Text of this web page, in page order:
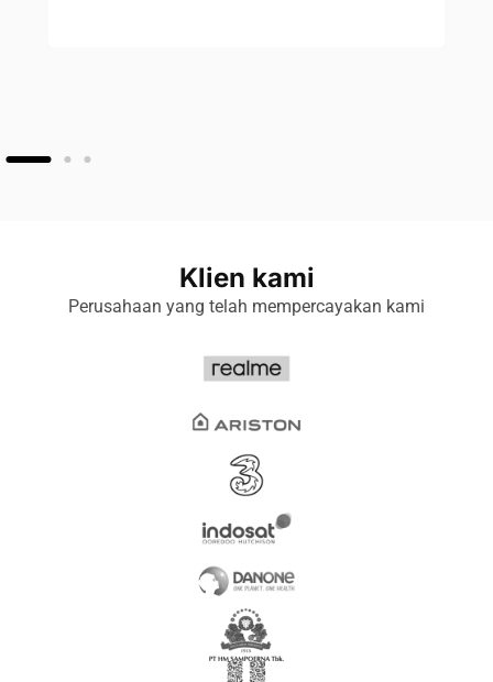
Klien kami
Perusahaan yang telah mempercayakan kami